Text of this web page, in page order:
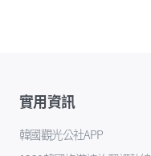
實用資訊
韓國觀光公社APP